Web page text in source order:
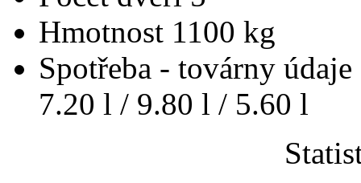
Hmotnost 1100 kg
Spotřeba - továrny údaje
7.20 l / 9.80 l / 5.60 l